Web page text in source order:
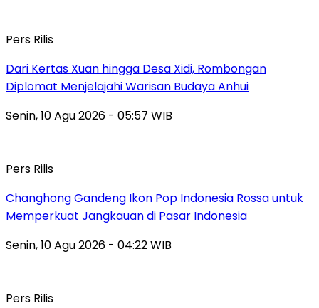
Pers Rilis
Dari Kertas Xuan hingga Desa Xidi, Rombongan
Diplomat Menjelajahi Warisan Budaya Anhui
Senin, 10 Agu 2026 - 05:57 WIB
Pers Rilis
Changhong Gandeng Ikon Pop Indonesia Rossa untuk
Memperkuat Jangkauan di Pasar Indonesia
Senin, 10 Agu 2026 - 04:22 WIB
Pers Rilis